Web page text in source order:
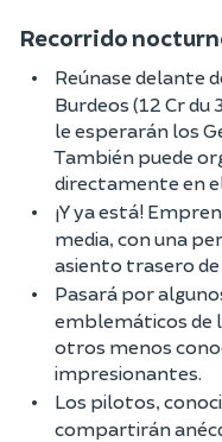
Recorrido
Reúnase delante
Burdeos (12 Cr du
le esperarán los
También puede
directamente en
¡Y ya está!
media, con una
asiento trasero
Pasará por
emblemáticos de
otros menos
impresionantes.
Los pilotos,
compartirán